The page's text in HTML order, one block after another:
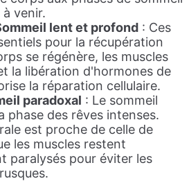
venir.
lent et profond : Ces
pour la récupération
se régénère, les muscles
la libération d'hormones de
la réparation cellulaire.
paradoxal : Le sommeil
phase des rêves intenses.
est proche de celle de
les muscles restent
paralysés pour éviter les